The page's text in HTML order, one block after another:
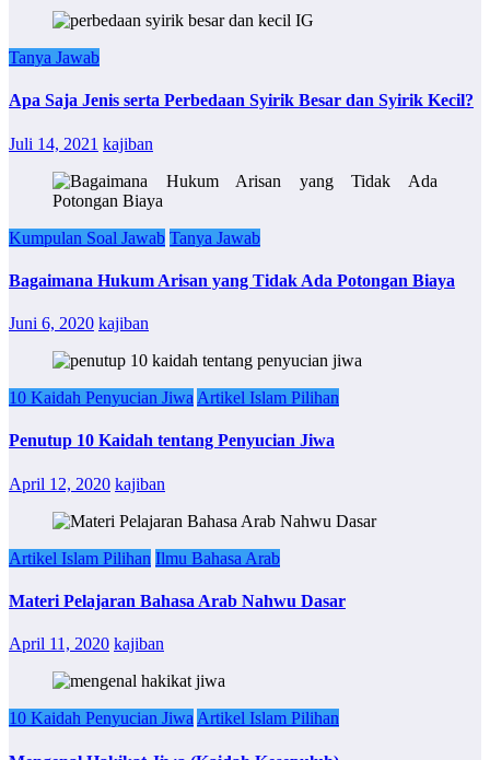
Tanya Jawab
Apa Saja Jenis serta Perbedaan Syirik Besar dan Syirik Kecil?
Juli 14, 2021 kajiban
Kumpulan Soal Jawab Tanya Jawab
Bagaimana Hukum Arisan yang Tidak Ada Potongan Biaya
Juni 6, 2020 kajiban
10 Kaidah Penyucian Jiwa Artikel Islam Pilihan
Penutup 10 Kaidah tentang Penyucian Jiwa
April 12, 2020 kajiban
Artikel Islam Pilihan Ilmu Bahasa Arab
Materi Pelajaran Bahasa Arab Nahwu Dasar
April 11, 2020 kajiban
10 Kaidah Penyucian Jiwa Artikel Islam Pilihan